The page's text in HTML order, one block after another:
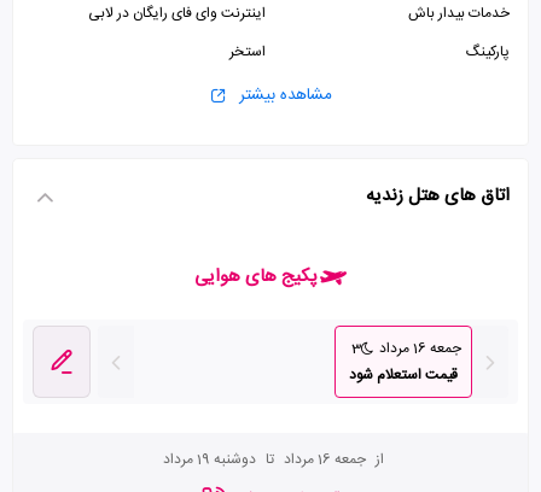
خدمات بیدار باش
اینترنت وای فای رایگان در لابی
پارکینگ
استخر
پذیرش 24 ساعته
مشاهده بیشتر
اتاق های هتل زندیه
پکیج های هوایی
جمعه 16 مرداد
3
قیمت استعلام شود
از جمعه 16 مرداد تا دوشنبه 19 مرداد